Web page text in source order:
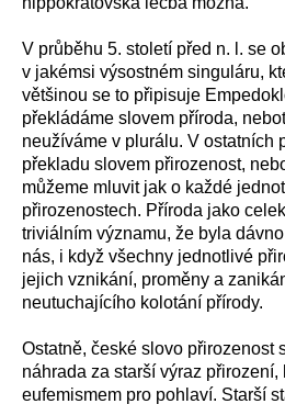
V průběhu 5. století před n. l. se
v jakémsi výsostném singuláru,
většinou se to připisuje
překládáme slovem příroda,
neužíváme v plurálu. V ostatních
překladu slovem přirozenost,
můžeme mluvit jak o každé
přirozenostech. Příroda jako
triviálním významu, že byla
nás, i když všechny jednotlivé
jejich vznikání, proměny a
neutuchajícího kolotání přírody.
Ostatně, české slovo přirozenost
náhrada za starší výraz přirození,
eufemismem pro pohlaví. Starší